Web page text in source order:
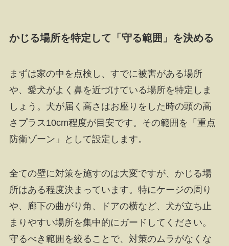
かじる場所を特定して「守る範囲」を決める
まずは家の中を点検し、すでに被害がある場所
や、愛犬がよく鼻を近づけている場所を特定しま
しょう。犬が届く高さはお座りをした時の頭の高
さプラス10cm程度が目安です。その範囲を「重点
防衛ゾーン」として設定します。
全ての壁に対策を施すのは大変ですが、かじる場
所はある程度決まっています。特にケージの周り
や、廊下の曲がり角、ドアの横など、犬が立ち止
まりやすい場所を集中的にガードしてください。
守るべき範囲を絞ることで、対策のムラがなくな